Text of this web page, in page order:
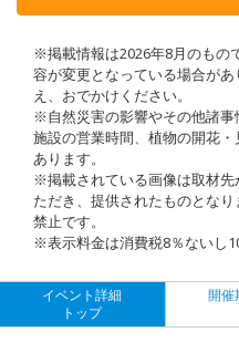
※掲載情報は2026年8月のもの
容が変更となっている場合が
え、おでかけください。
※自然災害の影響やその他諸事
施設の営業時間、植物の開花
あります。
※掲載されている画像は取材
ただき、提供されたものとな
禁止です。
※表示料金は消費税8％ないし
イベント詳細
トップ
開催